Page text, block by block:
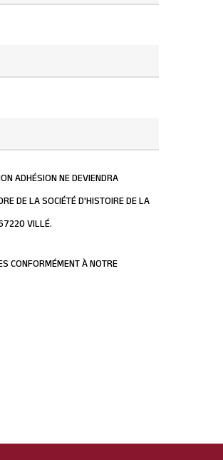
ADHÉSION NE DEVIENDRA
DE LA SOCIÉTÉ D'HISTOIRE DE LA
VILLÉ.
CONFORMÉMENT À NOTRE